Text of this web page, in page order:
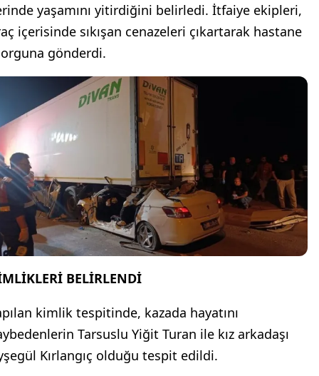
yaşamını yitirdiğini belirledi. İtfaiye ekipleri,
içerisinde sıkışan cenazeleri çıkartarak hastane
gönderdi.
BELİRLENDİ
kimlik tespitinde, kazada hayatını
Tarsuslu Yiğit Turan ile kız arkadaşı
Kırlangıç olduğu tespit edildi.